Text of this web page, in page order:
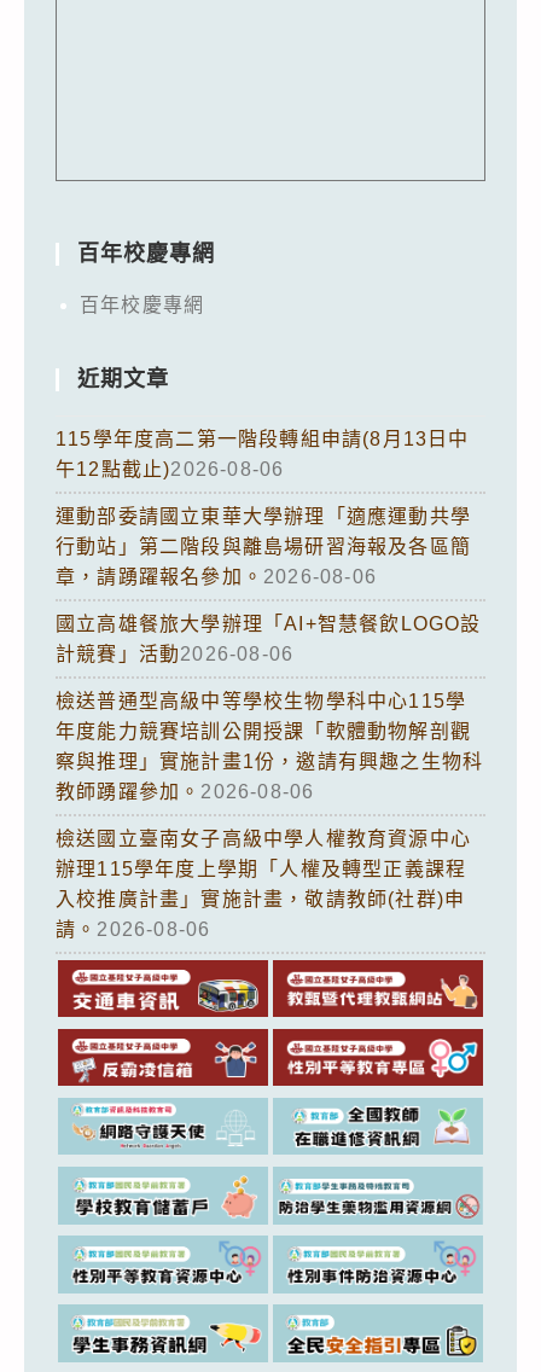
百年校慶專網
百年校慶專網
近期文章
115學年度高二第一階段轉組申請(8月13日中
午12點截止)2026-08-06
運動部委請國立東華大學辦理「適應運動共學
行動站」第二階段與離島場研習海報及各區簡
章，請踴躍報名參加。 2026-08-06
國立高雄餐旅大學辦理「AI+智慧餐飲LOGO設
計競賽」活動2026-08-06
檢送普通型高級中等學校生物學科中心115學
年度能力競賽培訓公開授課「軟體動物解剖觀
察與推理」實施計畫1份，邀請有興趣之生物科
教師踴躍參加。 2026-08-06
檢送國立臺南女子高級中學人權教育資源中心
辦理115學年度上學期「人權及轉型正義課程
入校推廣計畫」實施計畫，敬請教師(社群)申
請。 2026-08-06